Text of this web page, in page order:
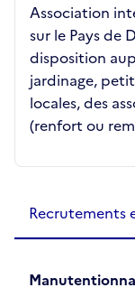
Association
sur le Pays de
disposition
jardinage,
locales, des
(renfort ou
Recrutements